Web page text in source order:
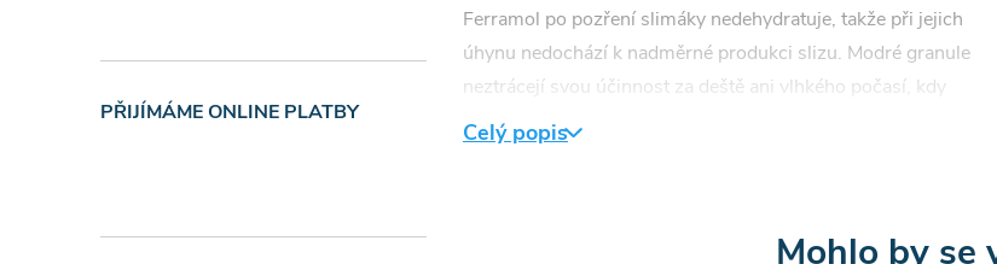
PŘIJÍMÁME ONLINE PLATBY
Ferramol po pozření slimáky nedehydratuje, takže při jejich
úhynu nedochází k nadměrné produkci slizu. Modré granule
neztrácejí svou účinnost za deště ani vlhkého počasí, kdy
aktivita slimáků obvykle stoupá. Naopak, díky vlhku nabobtnají
Celý popis